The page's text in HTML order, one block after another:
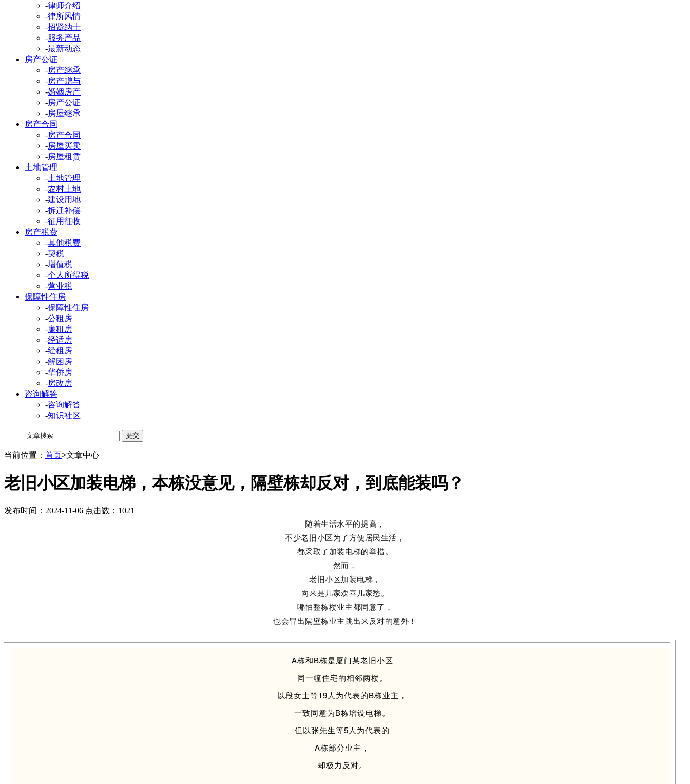
-律师介绍
-律所风情
-招贤纳士
-服务产品
-最新动态
房产公证
-房产继承
-房产赠与
-婚姻房产
-房产公证
-房屋继承
房产合同
-房产合同
-房屋买卖
-房屋租赁
土地管理
-土地管理
-农村土地
-建设用地
-拆迁补偿
-征用征收
房产税费
-其他税费
-契税
-增值税
-个人所得税
-营业税
保障性住房
-保障性住房
-公租房
-廉租房
-经适房
-经租房
-解困房
-华侨房
-房改房
咨询解答
-咨询解答
-知识社区
当前位置： 首页>文章中心
老旧小区加装电梯，本栋没意见，隔壁栋却反对，到底能装吗？
发布时间：2024-11-06 点击数：1021
随着生活水平的提高，
不少老旧小区为了方便居民生活，
都采取了加装电梯的举措。
然而，
老旧小区加装电梯，
向来是几家欢喜几家愁。
哪怕整栋楼业主都同意了，
也会冒出隔壁栋业主跳出来反对的意外！
A栋和B栋是厦门某老旧小区
同一幢住宅的相邻两楼。
以段女士等19人为代表的B栋业主，
一致同意为B栋增设电梯。
但以张先生等5人为代表的
A栋部分业主，
却极力反对。